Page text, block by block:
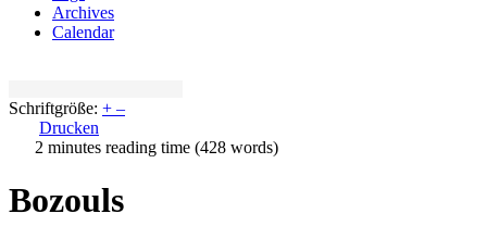
Archives
Calendar
Schriftgröße: + –
Drucken
2 minutes reading time (428 words)
Bozouls